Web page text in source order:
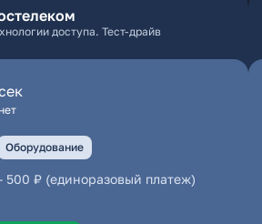
доступа. Тест-драйв
Оборудование
500 ₽ (единоразовый платеж)